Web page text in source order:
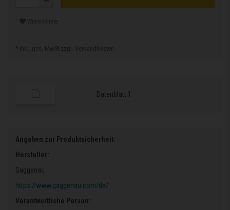
Wunschliste
* inkl. ges. MwSt.zzgl. Versandkosten
Datenblatt 1
Angaben zur Produktsicherheit:
Hersteller:
Gaggenau
https://www.gaggenau.com/de/
Verantwortliche Person: